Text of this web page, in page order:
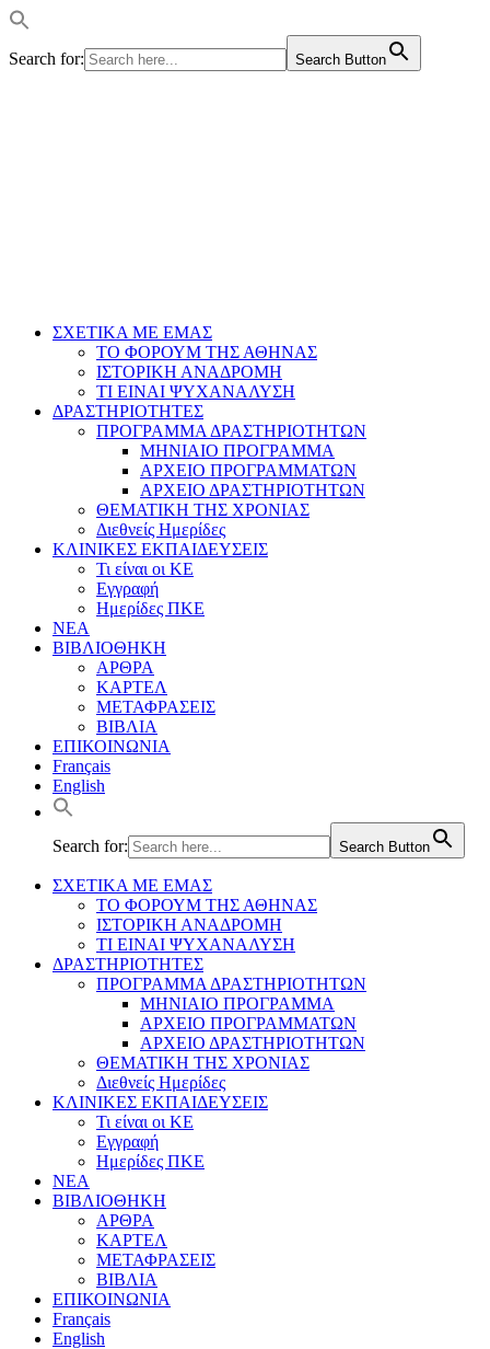
Search for: Search Button
ΣΧΕΤΙΚΑ ΜΕ ΕΜΑΣ
ΤΟ ΦΟΡΟΥΜ ΤΗΣ ΑΘΗΝΑΣ
ΙΣΤΟΡΙΚΗ ΑΝΑΔΡΟΜΗ
ΤΙ ΕΙΝΑΙ ΨΥΧΑΝΑΛΥΣΗ
ΔΡΑΣΤΗΡΙΟΤΗΤΕΣ
ΠΡΟΓΡΑΜΜΑ ΔΡΑΣΤΗΡΙΟΤΗΤΩΝ
ΜΗΝΙΑΙΟ ΠΡΟΓΡΑΜΜΑ
ΑΡΧΕΙΟ ΠΡΟΓΡΑΜΜΑΤΩΝ
ΑΡΧΕΙΟ ΔΡΑΣΤΗΡΙΟΤΗΤΩΝ
ΘΕΜΑΤΙΚΗ ΤΗΣ ΧΡΟΝΙΑΣ
Διεθνείς Ημερίδες
ΚΛΙΝΙΚΕΣ ΕΚΠΑΙΔΕΥΣΕΙΣ
Τι είναι οι ΚΕ
Εγγραφή
Ημερίδες ΠΚΕ
ΝΕΑ
ΒΙΒΛΙΟΘΗΚΗ
ΑΡΘΡΑ
ΚΑΡΤΕΛ
ΜΕΤΑΦΡΑΣΕΙΣ
ΒΙΒΛΙΑ
ΕΠΙΚΟΙΝΩΝΙΑ
Français
English
Search for: Search Button
ΣΧΕΤΙΚΑ ΜΕ ΕΜΑΣ
ΤΟ ΦΟΡΟΥΜ ΤΗΣ ΑΘΗΝΑΣ
ΙΣΤΟΡΙΚΗ ΑΝΑΔΡΟΜΗ
ΤΙ ΕΙΝΑΙ ΨΥΧΑΝΑΛΥΣΗ
ΔΡΑΣΤΗΡΙΟΤΗΤΕΣ
ΠΡΟΓΡΑΜΜΑ ΔΡΑΣΤΗΡΙΟΤΗΤΩΝ
ΜΗΝΙΑΙΟ ΠΡΟΓΡΑΜΜΑ
ΑΡΧΕΙΟ ΠΡΟΓΡΑΜΜΑΤΩΝ
ΑΡΧΕΙΟ ΔΡΑΣΤΗΡΙΟΤΗΤΩΝ
ΘΕΜΑΤΙΚΗ ΤΗΣ ΧΡΟΝΙΑΣ
Διεθνείς Ημερίδες
ΚΛΙΝΙΚΕΣ ΕΚΠΑΙΔΕΥΣΕΙΣ
Τι είναι οι ΚΕ
Εγγραφή
Ημερίδες ΠΚΕ
ΝΕΑ
ΒΙΒΛΙΟΘΗΚΗ
ΑΡΘΡΑ
ΚΑΡΤΕΛ
ΜΕΤΑΦΡΑΣΕΙΣ
ΒΙΒΛΙΑ
ΕΠΙΚΟΙΝΩΝΙΑ
Français
English